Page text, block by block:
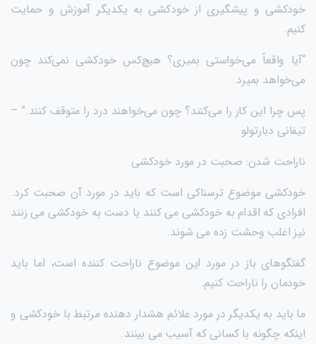
خودکشی و پیشگیری از خودکشی به یکدیگر آموزش و حمایت
کنیم.
“آیا واقعاً می‌خواستی بمیری؟ هیچ‌کس خودکشی نمی‌کند چون
می‌خواهد بمیرد.
پس چرا این کار را می‌کنند؟ چون می‌خواهند درد را متوقف کنند.” –
تیفانی دبارتولو
ناراحت شدن: صحبت در مورد خودکشی
خودکشی موضوع ترسناکی است که باید در مورد آن صحبت کرد.
افرادی که اقدام به خودکشی می کنند یا دست به خودکشی می زنند
نیز اغلب وحشت زده می شوند.
گفتگوهای باز در مورد این موضوع ناراحت کننده است، اما باید
خودمان را ناراحت کنیم.
ما باید به یکدیگر در مورد علائم هشدار دهنده مرتبط با خودکشی و
اینکه چگونه با کسانی که آسیب می بینند.